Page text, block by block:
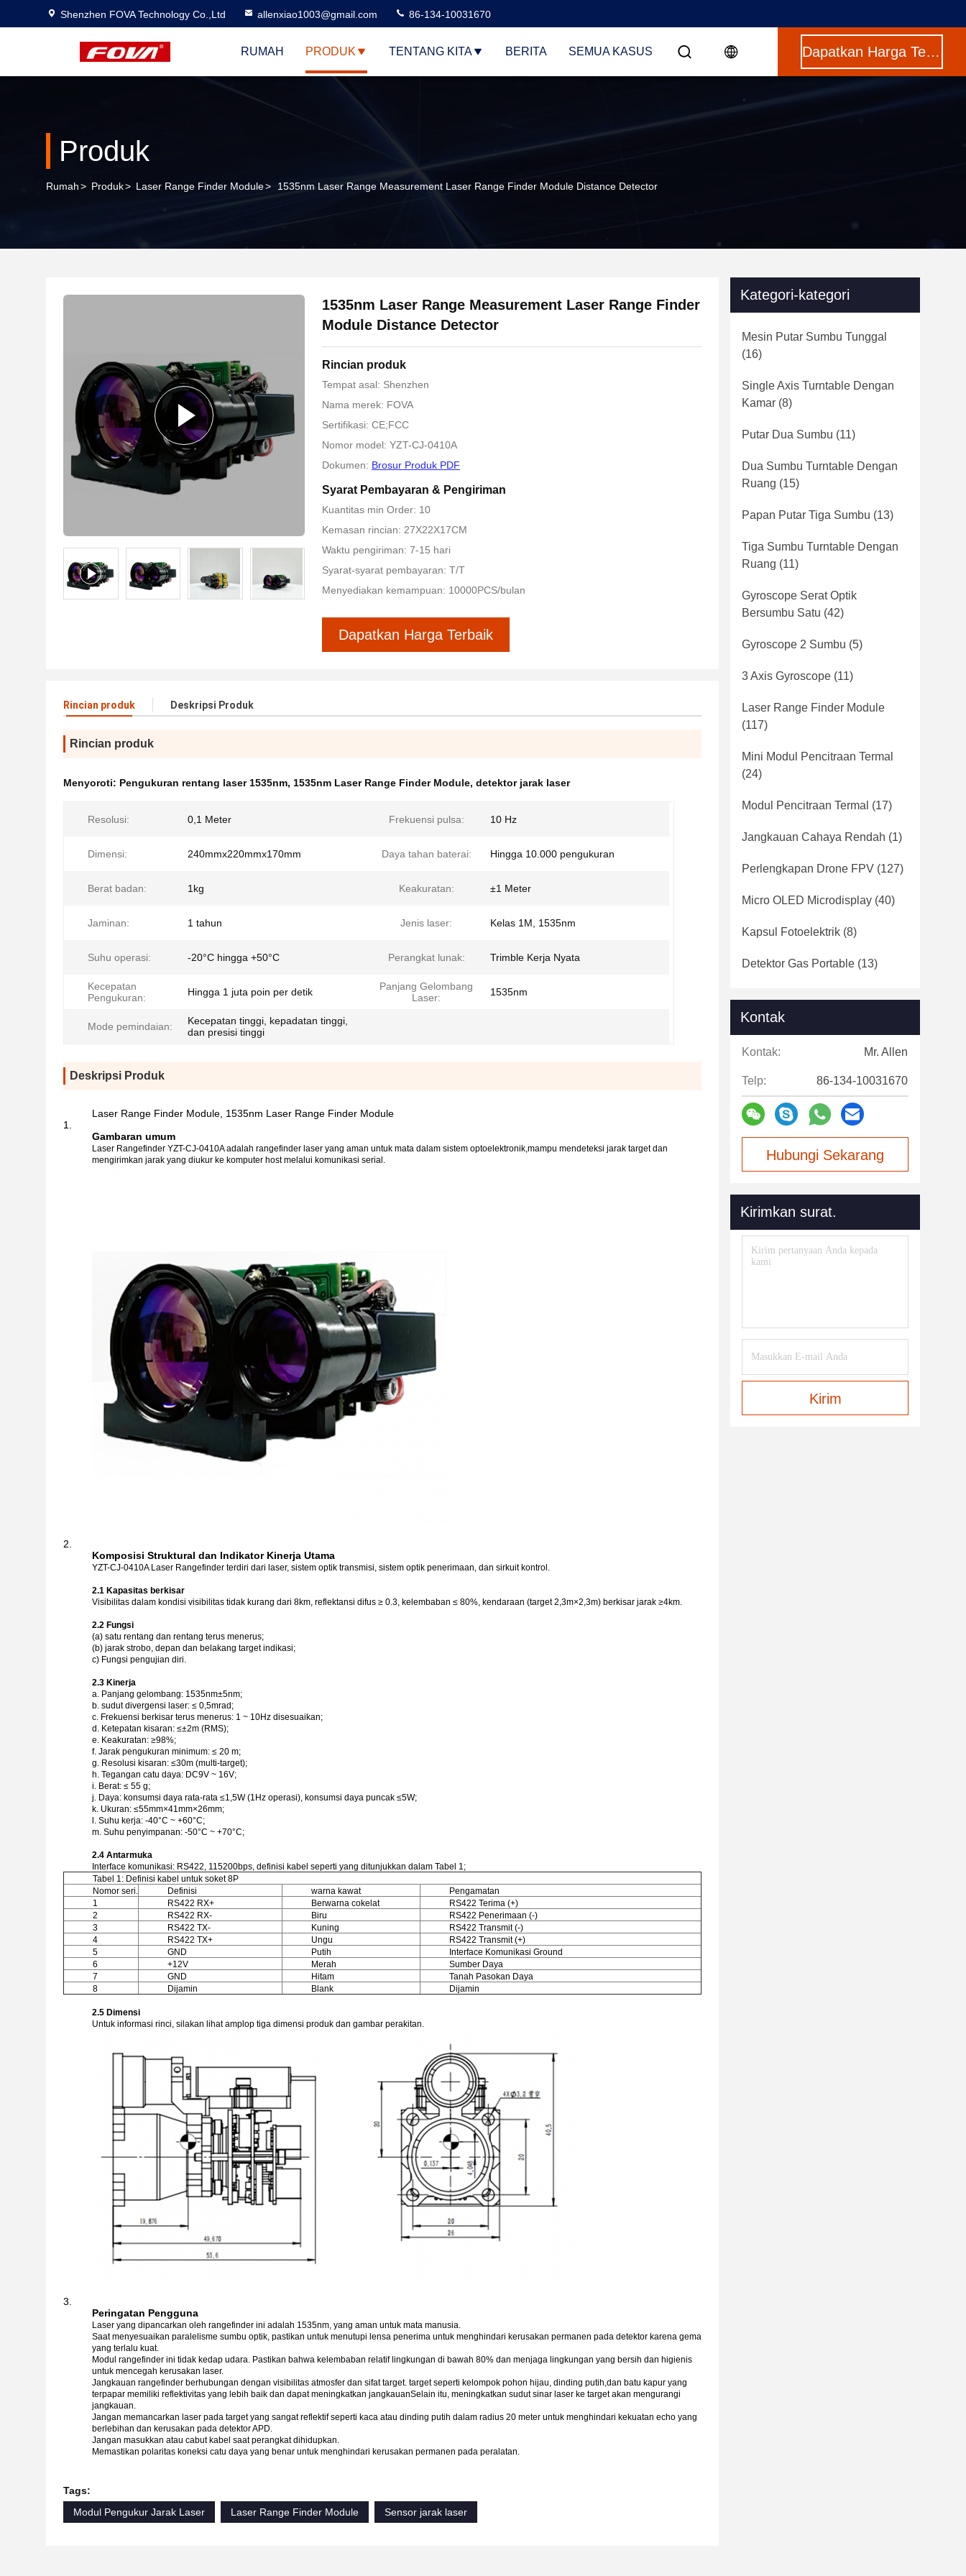
Shenzhen FOVA Technology Co.,Ltd allenxiao1003@gmail.com 86-134-10031670
RUMAH PRODUK TENTANG KITA BERITA SEMUA KASUS Dapatkan Harga Terbaik
Produk
Rumah> Produk> Laser Range Finder Module> 1535nm Laser Range Measurement Laser Range Finder Module Distance Detector
1535nm Laser Range Measurement Laser Range Finder
Module Distance Detector
Rincian produk
Tempat asal: Shenzhen
Nama merek: FOVA
Sertifikasi: CE;FCC
Nomor model: YZT-CJ-0410A
Dokumen: Brosur Produk PDF
Syarat Pembayaran & Pengiriman
Kuantitas min Order: 10
Kemasan rincian: 27X22X17CM
Waktu pengiriman: 7-15 hari
Syarat-syarat pembayaran: T/T
Menyediakan kemampuan: 10000PCS/bulan
Dapatkan Harga Terbaik
Rincian produk Deskripsi Produk
Rincian produk
Menyoroti: Pengukuran rentang laser 1535nm, 1535nm Laser Range Finder Module, detektor jarak laser
Resolusi: 0,1 Meter Frekuensi pulsa: 10 Hz
Dimensi: 240mmx220mmx170mm Daya tahan baterai: Hingga 10.000 pengukuran
Berat badan: 1kg Keakuratan: ±1 Meter
Jaminan: 1 tahun Jenis laser: Kelas 1M, 1535nm
Suhu operasi: -20°C hingga +50°C Perangkat lunak: Trimble Kerja Nyata
Kecepatan
Pengukuran:
Hingga 1 juta poin per detik
Panjang Gelombang
Laser:
1535nm
Mode pemindaian:
Kecepatan tinggi, kepadatan tinggi,
dan presisi tinggi
Deskripsi Produk
Laser Range Finder Module, 1535nm Laser Range Finder Module
Gambaran umum
Laser Rangefinder YZT-CJ-0410A adalah rangefinder laser yang aman untuk mata dalam sistem optoelektronik,mampu mendeteksi jarak target dan
mengirimkan jarak yang diukur ke komputer host melalui komunikasi serial.
Komposisi Struktural dan Indikator Kinerja Utama
YZT-CJ-0410A Laser Rangefinder terdiri dari laser, sistem optik transmisi, sistem optik penerimaan, dan sirkuit kontrol.
2.1 Kapasitas berkisar
Visibilitas dalam kondisi visibilitas tidak kurang dari 8km, reflektansi difus ≥ 0.3, kelembaban ≤ 80%, kendaraan (target 2,3m×2,3m) berkisar jarak ≥4km.
2.2 Fungsi
(a) satu rentang dan rentang terus menerus;
(b) jarak strobo, depan dan belakang target indikasi;
c) Fungsi pengujian diri.
2.3 Kinerja
a. Panjang gelombang: 1535nm±5nm;
b. sudut divergensi laser: ≤ 0,5mrad;
c. Frekuensi berkisar terus menerus: 1 ~ 10Hz disesuaikan;
d. Ketepatan kisaran: ≤±2m (RMS);
e. Keakuratan: ≥98%;
f. Jarak pengukuran minimum: ≤ 20 m;
g. Resolusi kisaran: ≤30m (multi-target);
h. Tegangan catu daya: DC9V ~ 16V;
i. Berat: ≤ 55 g;
j. Daya: konsumsi daya rata-rata ≤1,5W (1Hz operasi), konsumsi daya puncak ≤5W;
k. Ukuran: ≤55mm×41mm×26mm;
l. Suhu kerja: -40°C ~ +60°C;
m. Suhu penyimpanan: -50°C ~ +70°C;
2.4 Antarmuka
Interface komunikasi: RS422, 115200bps, definisi kabel seperti yang ditunjukkan dalam Tabel 1;
Tabel 1: Definisi kabel untuk soket 8P
Nomor seri.
Definisi warna kawat
Pengamatan
1
RS422 RX+ Berwarna cokelat
RS422 Terima (+)
2
RS422 RX- Biru
RS422 Penerimaan (-)
3
RS422 TX- Kuning
RS422 Transmit (-)
4
RS422 TX+ Ungu
RS422 Transmit (+)
5
GND Putih
Interface Komunikasi Ground
6
+12V Merah
Sumber Daya
7
GND Hitam
Tanah Pasokan Daya
8
Dijamin Blank Dijamin
2.5 Dimensi
Untuk informasi rinci, silakan lihat amplop tiga dimensi produk dan gambar perakitan.
Peringatan Pengguna
Laser yang dipancarkan oleh rangefinder ini adalah 1535nm, yang aman untuk mata manusia.
Saat menyesuaikan paralelisme sumbu optik, pastikan untuk menutupi lensa penerima untuk menghindari kerusakan permanen pada detektor karena gema
yang terlalu kuat.
Modul rangefinder ini tidak kedap udara. Pastikan bahwa kelembaban relatif lingkungan di bawah 80% dan menjaga lingkungan yang bersih dan higienis
untuk mencegah kerusakan laser.
Jangkauan rangefinder berhubungan dengan visibilitas atmosfer dan sifat target. target seperti kelompok pohon hijau, dinding putih,dan batu kapur yang
terpapar memiliki reflektivitas yang lebih baik dan dapat meningkatkan jangkauanSelain itu, meningkatkan sudut sinar laser ke target akan mengurangi
jangkauan.
Jangan memancarkan laser pada target yang sangat reflektif seperti kaca atau dinding putih dalam radius 20 meter untuk menghindari kekuatan echo yang
berlebihan dan kerusakan pada detektor APD.
Jangan masukkan atau cabut kabel saat perangkat dihidupkan.
Memastikan polaritas koneksi catu daya yang benar untuk menghindari kerusakan permanen pada peralatan.
Tags:
Modul Pengukur Jarak Laser
Laser Range Finder Module Sensor jarak laser
Kategori-kategori
Mesin Putar Sumbu Tunggal
(16)
Single Axis Turntable Dengan
Kamar (8)
Putar Dua Sumbu (11)
Dua Sumbu Turntable Dengan
Ruang (15)
Papan Putar Tiga Sumbu (13)
Tiga Sumbu Turntable Dengan
Ruang (11)
Gyroscope Serat Optik
Bersumbu Satu (42)
Gyroscope 2 Sumbu (5)
3 Axis Gyroscope (11)
Laser Range Finder Module
(117)
Mini Modul Pencitraan Termal
(24)
Modul Pencitraan Termal (17)
Jangkauan Cahaya Rendah (1)
Perlengkapan Drone FPV (127)
Micro OLED Microdisplay (40)
Kapsul Fotoelektrik (8)
Detektor Gas Portable (13)
Kontak
Kontak: Mr. Allen
Telp: 86-134-10031670
Hubungi Sekarang
Kirimkan surat.
Kirim